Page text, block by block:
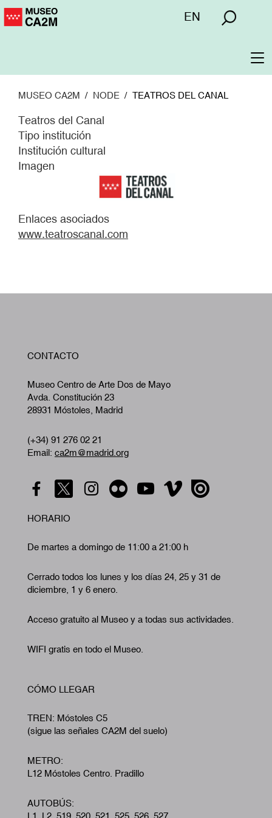
Pasar
Menú
EN
MUSEO CA2M NODE TEATROS DEL CANAL
Teatros del Canal
Tipo institución
Institución cultural
Imagen
Enlaces asociados
www.teatroscanal.com
CONTACTO
Museo Centro de Arte Dos de Mayo
Avda. Constitución 23
28931 Móstoles, Madrid
(+34) 91 276 02 21
Email: ca2m@madrid.org
HORARIO
De martes a domingo de 11:00 a 21:00 h
Cerrado todos los lunes y los días 24, 25 y 31 de
diciembre, 1 y 6 enero.
Acceso gratuito al Museo y a todas sus actividades.
WIFI gratis en todo el Museo.
CÓMO LLEGAR
TREN: Móstoles C5
(sigue las señales CA2M del suelo)
METRO:
L12 Móstoles Centro. Pradillo
AUTOBÚS: